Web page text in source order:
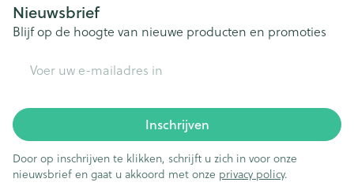
Nieuwsbrief
Blijf op de hoogte van nieuwe producten en promoties
Inschrijven
Door op inschrijven te klikken, schrijft u zich in voor onze
nieuwsbrief en gaat u akkoord met onze privacy policy.